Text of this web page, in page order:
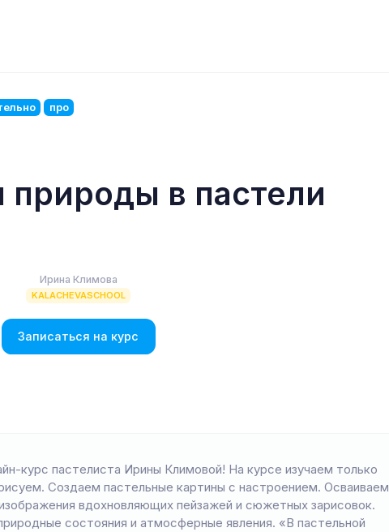
про
природы в пастели
Ирина Климова
KALACHEVASCHOOL
Записаться на курс
курс пастелиста Ирины Климовой! На курсе изучаем только
Создаем пастельные картины с настроением. Осваиваем
вдохновляющих пейзажей и сюжетных зарисовок.
состояния и атмосферные явления. «В пастельной